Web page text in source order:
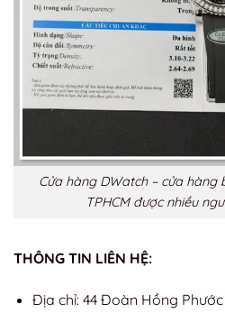
Cửa hàng DWatch – cửa
TPHCM được nhiều
THÔNG TIN LIÊN HỆ:
Địa chỉ: 44 Đoàn Hồng Phước